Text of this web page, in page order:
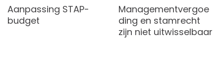
Aanpassing STAP-
budget
Managementvergoe
ding en stamrecht
zijn niet uitwisselbaar